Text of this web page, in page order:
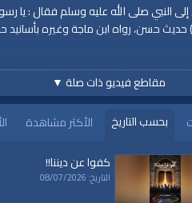
صلى الله عليه وسلم فقال : يا رسول
حديث حسن، رواه ابن ماجة وغيره بأسانيد
مقاطع فيديو ذات صلة ▼
بحسب التاريخ الأكثر مشاهدة
كفوا عن ديننا!!
التاريخ: 08/07/2026